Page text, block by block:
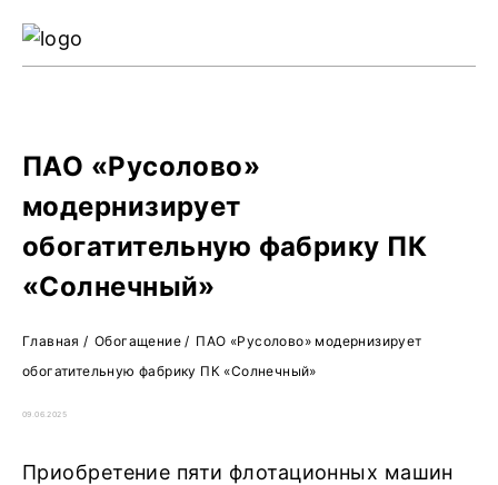
ПАО «Русолово»
модернизирует
обогатительную фабрику ПК
«Солнечный»
Главная / Обогащение/ ПАО «Русолово» модернизирует
обогатительную фабрику ПК «Солнечный»
09.06.2025
Приобретение пяти флотационных машин